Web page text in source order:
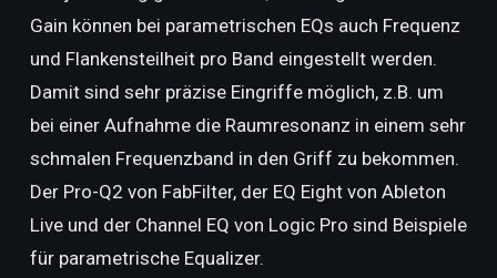
Gain können bei parametrischen EQs auch Frequenz
und Flankensteilheit pro Band eingestellt werden.
Damit sind sehr präzise Eingriffe möglich, z.B. um
bei einer Aufnahme die Raumresonanz in einem sehr
schmalen Frequenzband in den Griff zu bekommen.
Der Pro-Q2 von FabFilter, der EQ Eight von Ableton
Live und der Channel EQ von Logic Pro sind Beispiele
für parametrische Equalizer.